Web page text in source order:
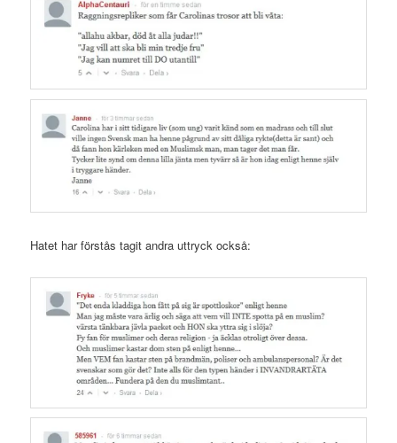
Hatet har förstås tagit andra uttryck också: